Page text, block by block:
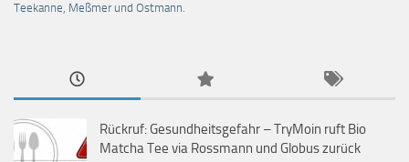
Teekanne, Meßmer und Ostmann.
Rückruf: Gesundheitsgefahr – TryMoin ruft Bio
Matcha Tee via Rossmann und Globus zurück